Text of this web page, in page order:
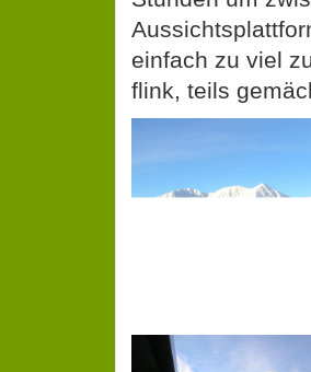
einfach zu viel
flink, teils